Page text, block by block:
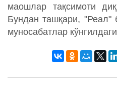
маошлар тақсимоти
Бундан ташқари, "Реал"
муносабатлар